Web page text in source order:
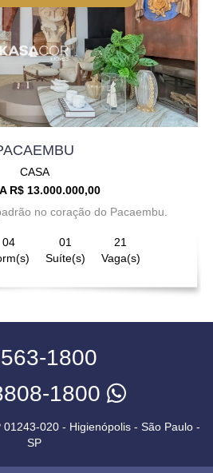
CASA
R$ 13.000.000,00
no coração do Pacaembu.
04
01
Suíte(s)
21
Vaga(s)
1800
1800
020 - Higienópolis - São Paulo -
SP